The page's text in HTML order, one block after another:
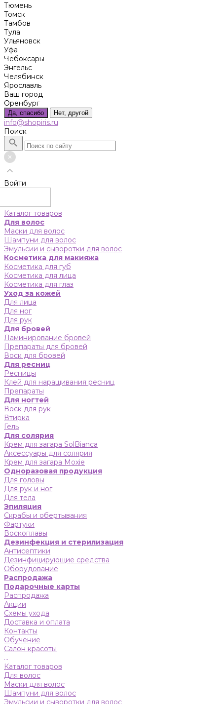
Тюмень
Томск
Тамбов
Тула
Ульяновск
Уфа
Чебоксары
Энгельс
Челябинск
Ярославль
Ваш город
Оренбург
Да, спасибо Нет, другой
info@shopiris.ru
Поиск
Войти
Каталог товаров
Для волос
Маски для волос
Шампуни для волос
Эмульсии и сыворотки для волос
Косметика для макияжа
Косметика для губ
Косметика для лица
Косметика для глаз
Уход за кожей
Для лица
Для ног
Для рук
Для бровей
Ламинирование бровей
Препараты для бровей
Воск для бровей
Для ресниц
Ресницы
Клей для наращивания ресниц
Препараты
Для ногтей
Воск для рук
Втирка
Гель
Для солярия
Крем для загара SolBianca
Аксессуары для солярия
Крем для загара Moxie
Одноразовая продукция
Для головы
Для рук и ног
Для тела
Эпиляция
Скрабы и обертывания
Фартуки
Воскоплавы
Дезинфекция и стерилизация
Антисептики
Дезинфицирующие средства
Оборудование
Распродажа
Подарочные карты
Распродажа
Акции
Схемы ухода
Доставка и оплата
Контакты
Обучение
Салон красоты
...
Каталог товаров
Для волос
Маски для волос
Шампуни для волос
Эмульсии и сыворотки для волос